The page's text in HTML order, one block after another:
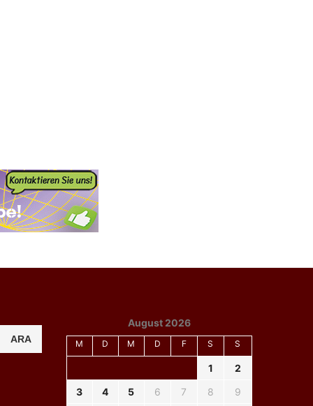
ARA
August 2026
M D M D F S S
1
2
3
4 5 6 7 8 9